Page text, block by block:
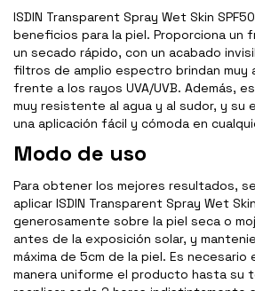
ISDIN Transparent Spray Wet Skin
beneficios para la piel. Proporciona un
un secado rápido, con un acabado
filtros de amplio espectro brindan muy
frente a los rayos UVA/UVB. Además,
muy resistente al agua y al sudor, y su
una aplicación fácil y cómoda en
Modo de uso
Para obtener los mejores resultados,
aplicar ISDIN Transparent Spray Wet
generosamente sobre la piel seca o
antes de la exposición solar, y
máxima de 5cm de la piel. Es
manera uniforme el producto hasta su